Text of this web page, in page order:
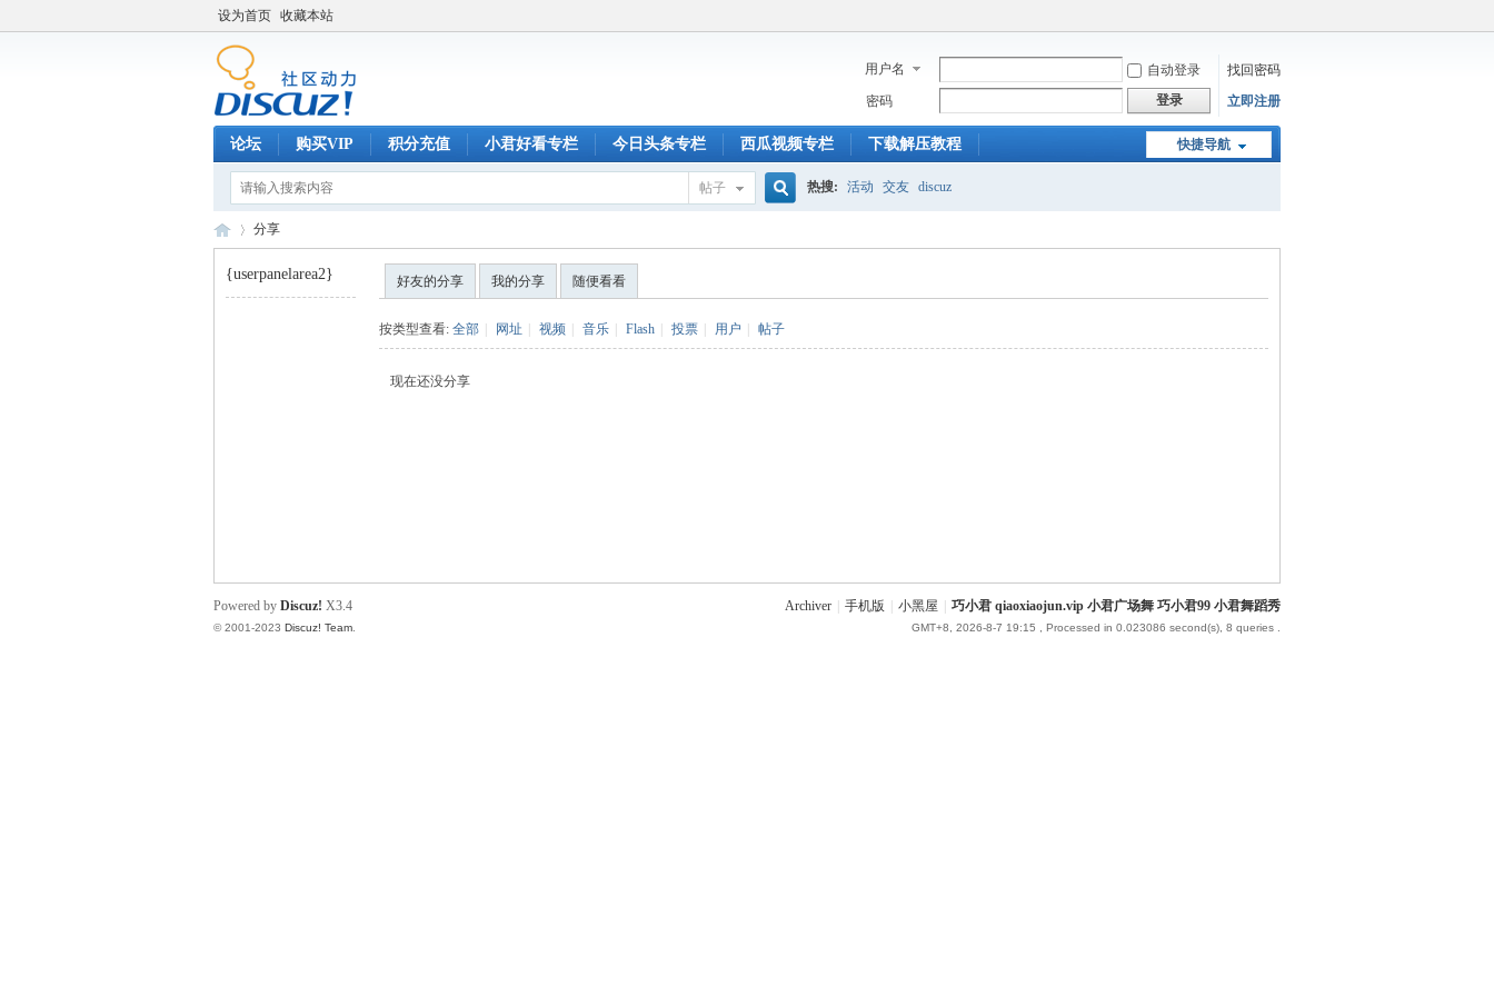
设为首页 收藏本站
用户名 自动登录
找回密码
密码
登录 立即注册
快捷导航
论坛 购买VIP 积分充值 小君好看专栏 今日头条专栏 西瓜视频专栏 下载解压教程
帖子 热搜: 活动 交友 discuz
分享
{userpanelarea2} 好友的分享 我的分享 随便看看
按类型查看: 全部 网址 视频 音乐 Flash 投票 用户 帖子
现在还没分享
Archiver 手机版 小黑屋 巧小君 qiaoxiaojun.vip 小君广场舞 巧小君99 小君舞蹈秀
GMT+8, 2026-8-7 19:15 , Processed in 0.023086 second(s), 8 queries .
Powered by Discuz! X3.4
© 2001-2023 Discuz! Team